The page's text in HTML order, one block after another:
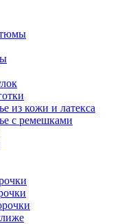
из кожи и латекса
с ремешками